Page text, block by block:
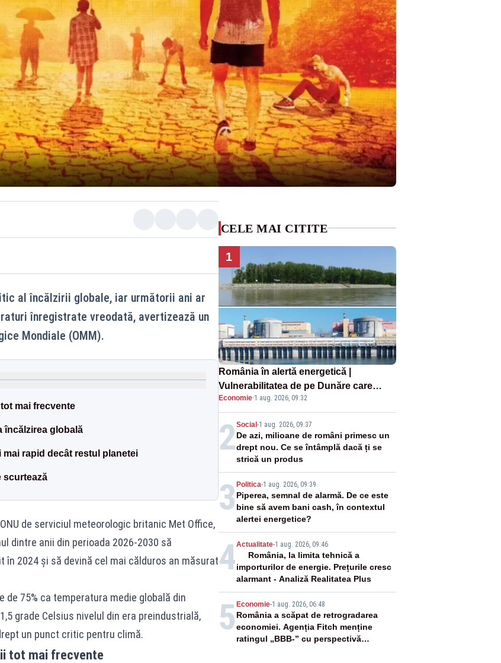
al încălzirii globale, iar următorii ani ar
înregistrate vreodată, avertizează un
Mondiale (OMM).
mai frecvente
încălzirea globală
rapid decât restul planetei
scurtează
de serviciul meteorologic britanic Met Office,
dintre anii din perioada 2026-2030 să
2024 și să devină cel mai călduros an măsurat
de 75% ca temperatura medie globală din
grade Celsius nivelul din era preindustrială,
un punct critic pentru climă.
tot mai frecvente
CELE MAI CITITE
1
România în alertă energetică |
Vulnerabilitatea de pe Dunăre care
pune în pericol Centrala Cernavodă era
cunoscută de pe vremea lui Ceaușescu
Economie·1 aug. 2026, 09:32
2Social-1 aug. 2026, 09:37
De azi, milioane de români primesc un
drept nou. Ce se întâmplă dacă ți se
strică un produs
3 Politica-1 aug. 2026, 09:39
Piperea, semnal de alarmă. De ce este
bine să avem bani cash, în contextul
alertei energetice?
4Actualitate-1 aug. 2026, 09:46
România, la limita tehnică a
importurilor de energie. Prețurile cresc
alarmant - Analiză Realitatea Plus
5 Economie-1 aug. 2026, 06:48
România a scăpat de retrogradarea
economiei. Agenția Fitch menține
ratingul „BBB-” cu perspectivă